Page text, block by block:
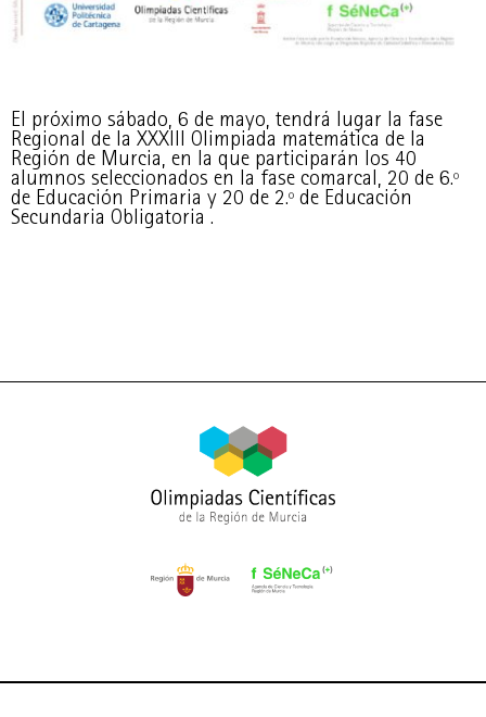
El próximo sábado, 6 de mayo, tendrá lugar la fase
Regional de la XXXIII Olimpiada matemática de la
Región de Murcia, en la que participarán los 40
alumnos seleccionados en la fase comarcal, 20 de 6.º
de Educación Primaria y 20 de 2.º de Educación
Secundaria Obligatoria .